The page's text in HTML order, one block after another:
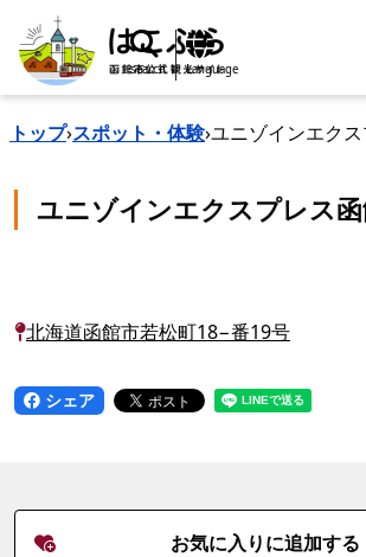
search Language
トップ›スポット・体験›ユニゾインエク
ユニゾインエクスプレス
北海道函館市若松町18−番19号
シェア
お気に入りに追加する